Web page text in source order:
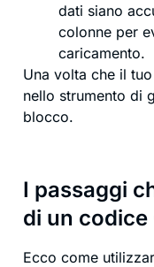
dati siano
colonne per
caricamento.
Una volta che il
nello strumento di
blocco.
I passaggi
di un codice
Ecco come